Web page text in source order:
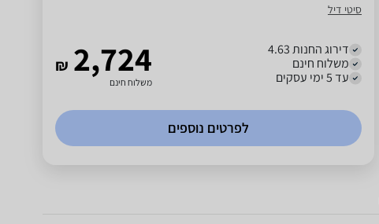
סיטי דיל
דירוג החנות 4.63
משלוח חינם
עד 5 ימי עסקים
₪ 2,724
משלוח חינם
לפרטים נוספים